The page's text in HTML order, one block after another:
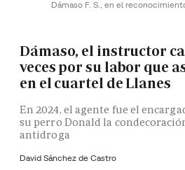
Dámaso F. S., en el
Dámaso, el instructor
veces por su labor que
en el cuartel de Llanes
En 2024, el agente fue el
su perro Donald la
antidroga
David Sánchez de Castro